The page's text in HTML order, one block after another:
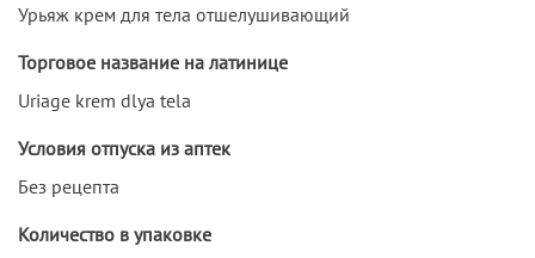
Урьяж крем для тела отшелушивающий
Торговое название на латинице
Uriage krem dlya tela
Условия отпуска из аптек
Без рецепта
Количество в упаковке